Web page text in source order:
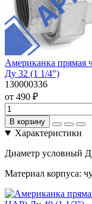
Американка
Ду 32 (1 1/4")
130000336
от 490 ₽
В корзину
Характеристики
Диаметр условный
Материал корпуса: